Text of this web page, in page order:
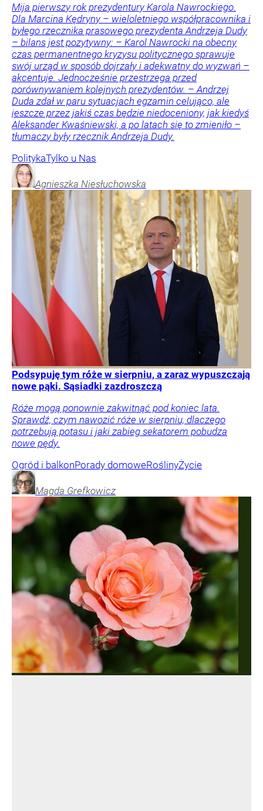
Mija pierwszy rok prezydentury Karola Nawrockiego.
Dla Marcina Kędryny – wieloletniego współpracownika i
byłego rzecznika prasowego prezydenta Andrzeja Dudy
– bilans jest pozytywny: – Karol Nawrocki na obecny
czas permanentnego kryzysu politycznego sprawuje
swój urząd w sposób dojrzały i adekwatny do wyzwań –
akcentuje. Jednocześnie przestrzega przed
porównywaniem kolejnych prezydentów. – Andrzej
Duda zdał w paru sytuacjach egzamin celująco, ale
jeszcze przez jakiś czas będzie niedoceniony, jak kiedyś
Aleksander Kwaśniewski, a po latach się to zmieniło –
tłumaczy były rzecznik Andrzeja Dudy.
PolitykaTylko u Nas
Agnieszka Niesłuchowska
Podsypuję tym róże w sierpniu, a zaraz wypuszczają
nowe pąki. Sąsiadki zazdroszczą
Róże mogą ponownie zakwitnąć pod koniec lata.
Sprawdź, czym nawozić róże w sierpniu, dlaczego
potrzebują potasu i jaki zabieg sekatorem pobudza
nowe pędy.
Ogród i balkonPorady domoweRoślinyŻycie
Magda Grefkowicz